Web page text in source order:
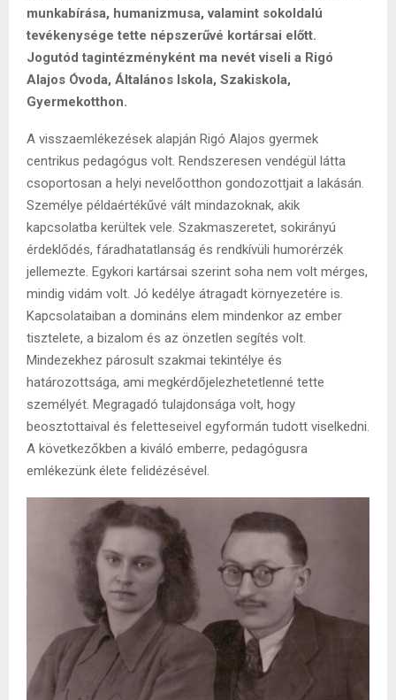
munkabírása, humanizmusa, valamint sokoldalú
tevékenysége tette népszerűvé kortársai előtt.
Jogutód tagintézményként ma nevét viseli a Rigó
Alajos Óvoda, Általános Iskola, Szakiskola,
Gyermekotthon.
A visszaemlékezések alapján Rigó Alajos gyermek
centrikus pedagógus volt. Rendszeresen vendégül látta
csoportosan a helyi nevelőotthon gondozottjait a lakásán.
Személye példaértékűvé vált mindazoknak, akik
kapcsolatba kerültek vele. Szakmaszeretet, sokirányú
érdeklődés, fáradhatatlanság és rendkívüli humorérzék
jellemezte. Egykori kartársai szerint soha nem volt mérges,
mindig vidám volt. Jó kedélye átragadt környezetére is.
Kapcsolataiban a domináns elem mindenkor az ember
tisztelete, a bizalom és az önzetlen segítés volt.
Mindezekhez párosult szakmai tekintélye és
határozottsága, ami megkérdőjelezhetetlenné tette
személyét. Megragadó tulajdonsága volt, hogy
beosztottaival és feletteseivel egyformán tudott viselkedni.
A következőkben a kiváló emberre, pedagógusra
emlékezünk élete felidézésével.